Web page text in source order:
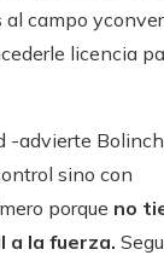
al campo
licencia
-advierte
sino con
porque no
a la fuerza.